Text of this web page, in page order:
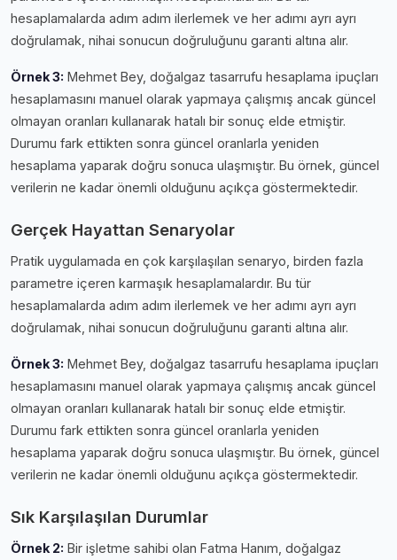
hesaplamalarda adım adım ilerlemek ve her adımı ayrı ayrı
doğrulamak, nihai sonucun doğruluğunu garanti altına alır.
Örnek 3: Mehmet Bey, doğalgaz tasarrufu hesaplama i̇puçları
hesaplamasını manuel olarak yapmaya çalışmış ancak güncel
olmayan oranları kullanarak hatalı bir sonuç elde etmiştir.
Durumu fark ettikten sonra güncel oranlarla yeniden
hesaplama yaparak doğru sonuca ulaşmıştır. Bu örnek, güncel
verilerin ne kadar önemli olduğunu açıkça göstermektedir.
Gerçek Hayattan Senaryolar
Pratik uygulamada en çok karşılaşılan senaryo, birden fazla
parametre içeren karmaşık hesaplamalardır. Bu tür
hesaplamalarda adım adım ilerlemek ve her adımı ayrı ayrı
doğrulamak, nihai sonucun doğruluğunu garanti altına alır.
Örnek 3: Mehmet Bey, doğalgaz tasarrufu hesaplama i̇puçları
hesaplamasını manuel olarak yapmaya çalışmış ancak güncel
olmayan oranları kullanarak hatalı bir sonuç elde etmiştir.
Durumu fark ettikten sonra güncel oranlarla yeniden
hesaplama yaparak doğru sonuca ulaşmıştır. Bu örnek, güncel
verilerin ne kadar önemli olduğunu açıkça göstermektedir.
Sık Karşılaşılan Durumlar
Örnek 2: Bir işletme sahibi olan Fatma Hanım, doğalgaz